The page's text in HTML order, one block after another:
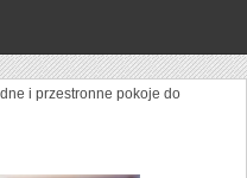
i przestronne pokoje do